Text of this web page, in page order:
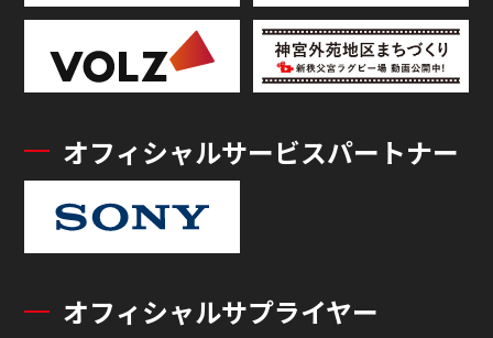
オフィシャルサービスパートナー
オフィシャルサプライヤー